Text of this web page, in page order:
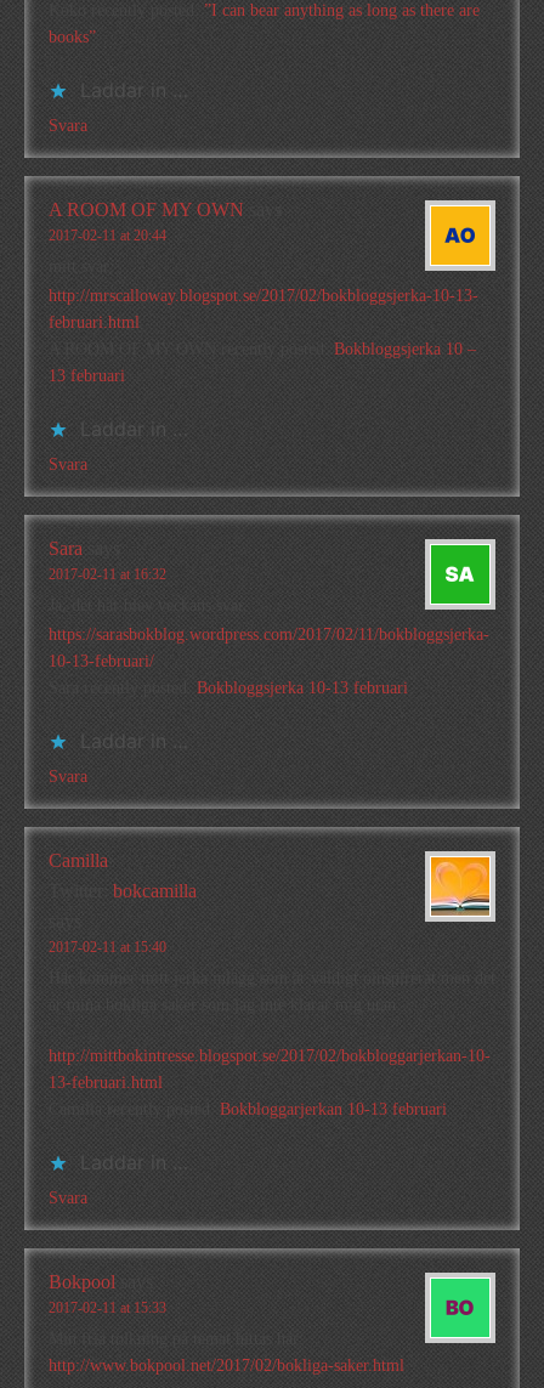
”I can bear anything as long as there are
books”
Laddar in …
Svara
A ROOM OF MY OWN
2017-02-11 at 20:44
mitt svar:
http://mrscalloway.blogspot.se/2017/02/bokbloggsjerka-10-13-
februari.html
Bokbloggsjerka 10 –
13 februari
Laddar in …
Svara
Sara
2017-02-11 at 16:32
https://sarasbokblog.wordpress.com/2017/02/11/bokbloggsjerka-
10-13-februari/
Bokbloggsjerka 10-13 februari
Laddar in …
Svara
Camilla
bokcamilla
2017-02-11 at 15:40
Här kommer mitt jerka inlägg som är väldigt oinspirerat men det
är mina bokliga saker som jag inte klarar mig utan….
http://mittbokintresse.blogspot.se/2017/02/bokbloggarjerkan-10-
13-februari.html
Camilla recently posted.. Bokbloggarjerkan 10-13 februari
Laddar in …
Svara
Bokpool
2017-02-11 at 15:33
http://www.bokpool.net/2017/02/bokliga-saker.html